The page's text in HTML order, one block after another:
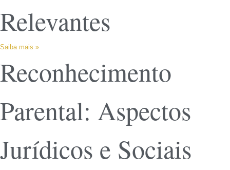
Relevantes
Saiba mais »
Reconhecimento
Parental: Aspectos
Jurídicos e Sociais